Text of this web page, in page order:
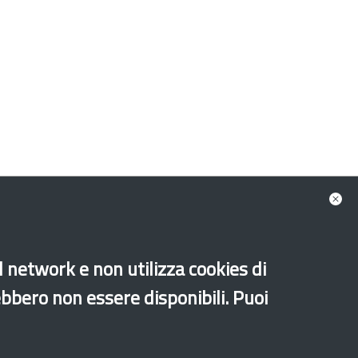
e non utilizza cookies di
non essere disponibili. Puoi